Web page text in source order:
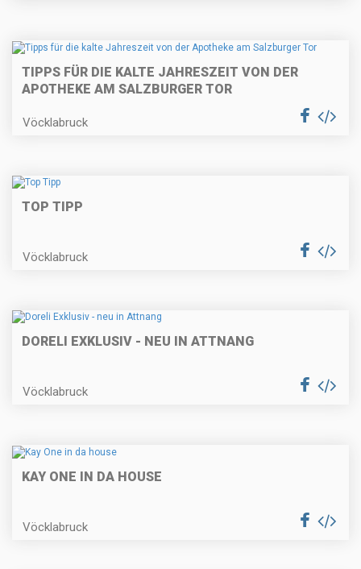
TIPPS FÜR DIE KALTE JAHRESZEIT VON DER
APOTHEKE AM SALZBURGER TOR
Vöcklabruck
TOP TIPP
Vöcklabruck
DORELI EXKLUSIV - NEU IN ATTNANG
Vöcklabruck
KAY ONE IN DA HOUSE
Vöcklabruck